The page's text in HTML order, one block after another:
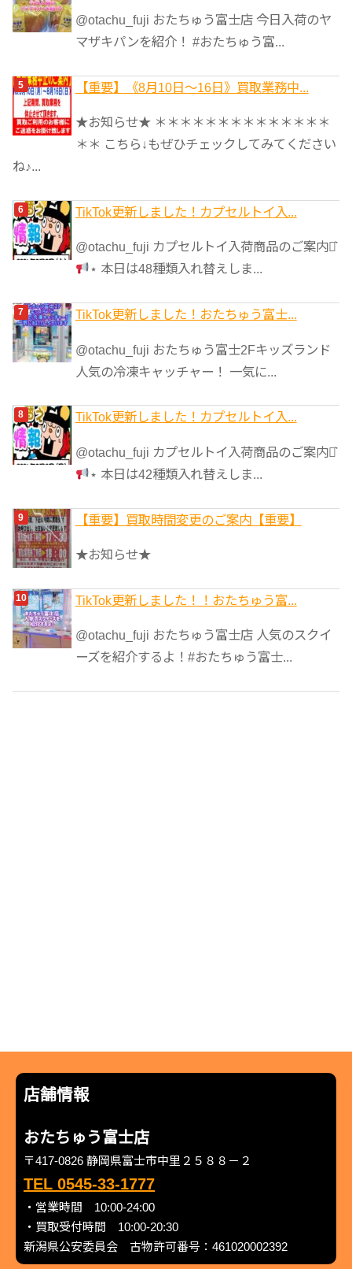
@otachu_fuji おたちゅう富士店 今日入荷のヤ
マザキパンを紹介！ #おたちゅう富...
【重要】《8月10日～16日》買取業務中...
★お知らせ★ ＊＊＊＊＊＊＊＊＊＊＊＊＊＊
＊＊ こちら↓もぜひチェックしてみてください
ね♪...
TikTok更新しました！カプセルトイ入...
@otachu_fuji カプセルトイ入荷商品のご案内⋆͛
⋆ 本日は48種類入れ替えしま...
TikTok更新しました！おたちゅう富士...
@otachu_fuji おたちゅう富士2Fキッズランド
人気の冷凍キャッチャー！ 一気に...
TikTok更新しました！カプセルトイ入...
@otachu_fuji カプセルトイ入荷商品のご案内⋆͛
⋆ 本日は42種類入れ替えしま...
【重要】買取時間変更のご案内【重要】
★お知らせ★
TikTok更新しました！！おたちゅう富...
@otachu_fuji おたちゅう富士店 人気のスクイ
ーズを紹介するよ！#おたちゅう富士...
店舗情報
おたちゅう富士店
〒417-0826 静岡県富士市中里２５８８－２
TEL 0545-33-1777
・営業時間 10:00-24:00
・買取受付時間 10:00-20:30
新潟県公安委員会 古物許可番号：461020002392